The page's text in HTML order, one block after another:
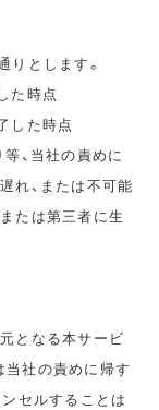
とします。
た時点
した時点
、当社の責めに
れ、または不可能
たは第三者に生
となる本サービ
社の責めに帰す
セルすることは